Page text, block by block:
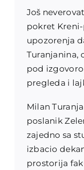
Još
pokret
upozorenja
Turanjanina,
pod
pregleda i
Milan
poslanik
zajedno sa
izbacio
prostorija